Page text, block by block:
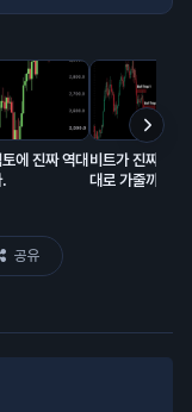
에 진짜 역대비트가 진짜 이
대로 가줄까?
공유